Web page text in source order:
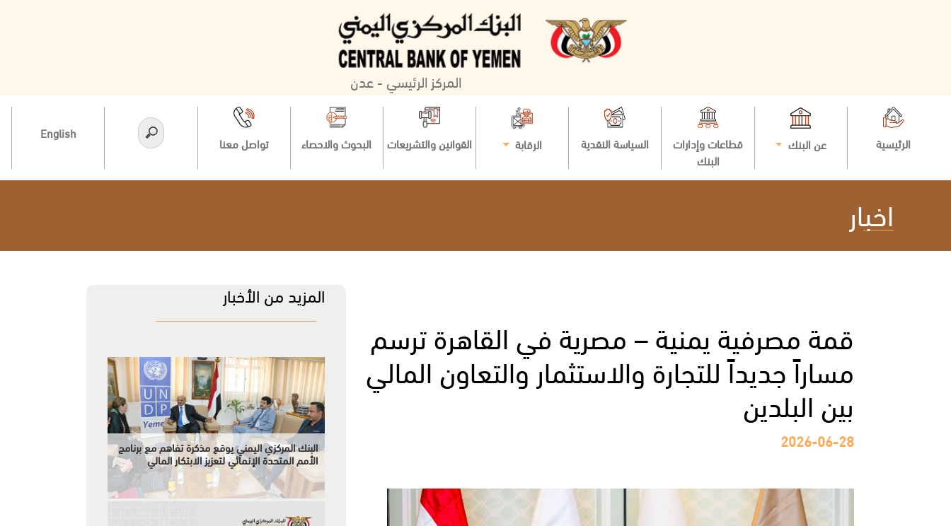
المركز الرئيسي - عدن
الرئيسية عن البنك
قطاعات وإدارات
البنك
السياسة النقدية الرقابة القوانين والتشريعات البحوث والاحصاء تواصل معنا
English
اخبار
قمة مصرفية يمنية – مصرية في القاهرة ترسم
مساراً جديداً للتجارة والاستثمار والتعاون المالي
بين البلدين
2026-06-28
المزيد من الأخبار
البنك المركزي اليمني يوقع مذكرة تفاهم مع برنامج
الأمم المتحدة الإنمائي لتعزيز الابتكار المالي